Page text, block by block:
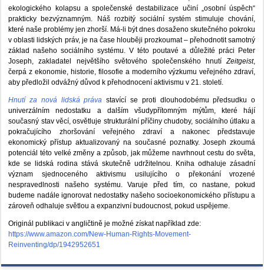
ekologického kolapsu a společenské destabilizace učiní „osobní úspěch“
prakticky bezvýznamným. Náš rozbitý sociální systém stimuluje chování,
které naše problémy jen zhorší. Má-li být dnes dosaženo skutečného pokroku
v oblasti lidských práv, je na čase hlouběji prozkoumat – přehodnotit samotný
základ našeho sociálního systému. V této poutavé a důležité práci Peter
Joseph, zakladatel největšího světového společenského hnutíZeitgeist,
čerpá z ekonomie, historie, filosofie a moderního výzkumu veřejného zdraví,
aby předložil odvážný důvod k přehodnocení aktivismu v 21. století.
Hnutí za nová lidská práva stavící se proti dlouhodobému předsudku o
univerzálním nedostatku a dalším všudypřítomným mýtům, které hájí
současný stav věcí, osvětluje strukturální příčiny chudoby, sociálního útlaku a
pokračujícího zhoršování veřejného zdraví a nakonec představuje
ekonomický přístup aktualizovaný na současné poznatky. Joseph zkoumá
potenciál této velké změny a způsob, jak můžeme navrhnout cestu do světa,
kde se lidská rodina stává skutečně udržitelnou. Kniha odhaluje zásadní
význam sjednoceného aktivismu usilujícího o překonání vrozené
nespravedlnosti našeho systému. Varuje před tím, co nastane, pokud
budeme nadále ignorovat nedostatky našeho socioekonomického přístupu a
zároveň odhaluje světlou a expanzivní budoucnost, pokud uspějeme.
Originál publikaci v angličtině je možné získat například zde:
https://www.amazon.com/New-Human-Rights-Movement-
Reinventing/dp/1942952651